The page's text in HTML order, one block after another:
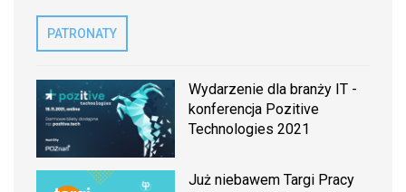
PATRONATY
Wydarzenie dla branży IT -
konferencja Pozitive
Technologies 2021
Już niebawem Targi Pracy